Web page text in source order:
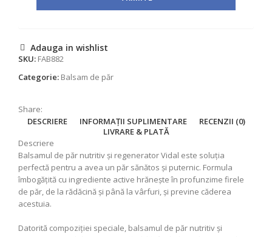
Adauga in wishlist
SKU: FAB882
Categorie: Balsam de păr
Share:
DESCRIERE
INFORMAȚII SUPLIMENTARE
RECENZII (0)
LIVRARE & PLATĂ
Descriere
Balsamul de păr nutritiv și regenerator Vidal este soluția
perfectă pentru a avea un păr sănătos și puternic. Formula
îmbogățită cu ingrediente active hrănește în profunzime firele
de păr, de la rădăcină și până la vârfuri, și previne căderea
acestuia.
Datorită compoziției speciale, balsamul de păr nutritiv și